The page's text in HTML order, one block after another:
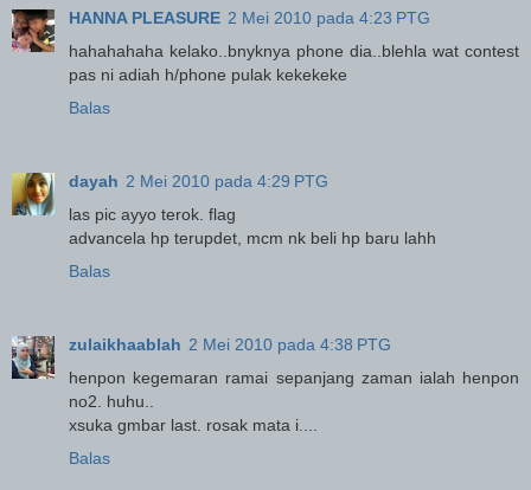
HANNA PLEASURE 2 Mei 2010 pada 4:23 PTG
hahahahaha kelako..bnyknya phone dia..blehla wat contest
pas ni adiah h/phone pulak kekekeke
Balas
dayah 2 Mei 2010 pada 4:29 PTG
las pic ayyo terok. flag
advancela hp terupdet, mcm nk beli hp baru lahh
Balas
zulaikhaablah 2 Mei 2010 pada 4:38 PTG
henpon kegemaran ramai sepanjang zaman ialah henpon
no2. huhu..
xsuka gmbar last. rosak mata i....
Balas